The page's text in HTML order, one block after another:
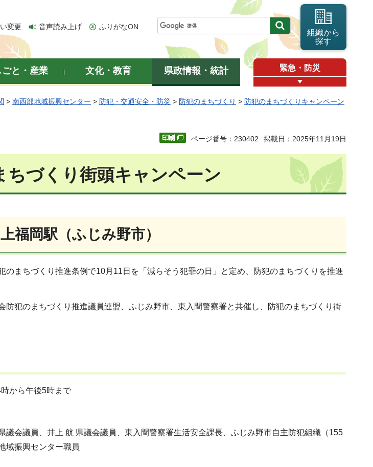
変更 音声読み上げ ふりがなON
組織から
探す
ごと・産業 文化・教育 県政情報・統計 緊急・防災
> 南西部地域振興センター > 防犯・交通安全・防災 > 防犯のまちづくり > 防犯のまちづくりキャンペーン
ページ番号：230402 掲載日：2025年11月19日
ちづくり街頭キャンペーン
福岡駅（ふじみ野市）
のまちづくり推進条例で10月11日を「減らそう犯罪の日」と定め、防犯のまちづくりを推進
防犯のまちづくり推進議員連盟、ふじみ野市、東入間警察署と共催し、防犯のまちづくり街
から午後5時まで
議会議員、井上 航 県議会議員、東入間警察署生活安全課長、ふじみ野市自主防犯組織（155
域振興センター職員